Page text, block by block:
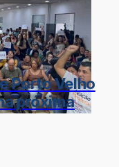
Porto Velho
próxima